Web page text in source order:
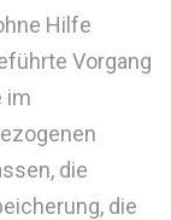
Hilfe
Vorgang
im
die
die